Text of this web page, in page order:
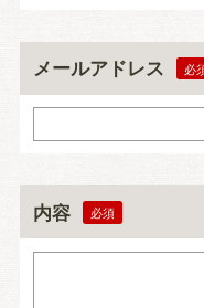
メールアドレス
内容